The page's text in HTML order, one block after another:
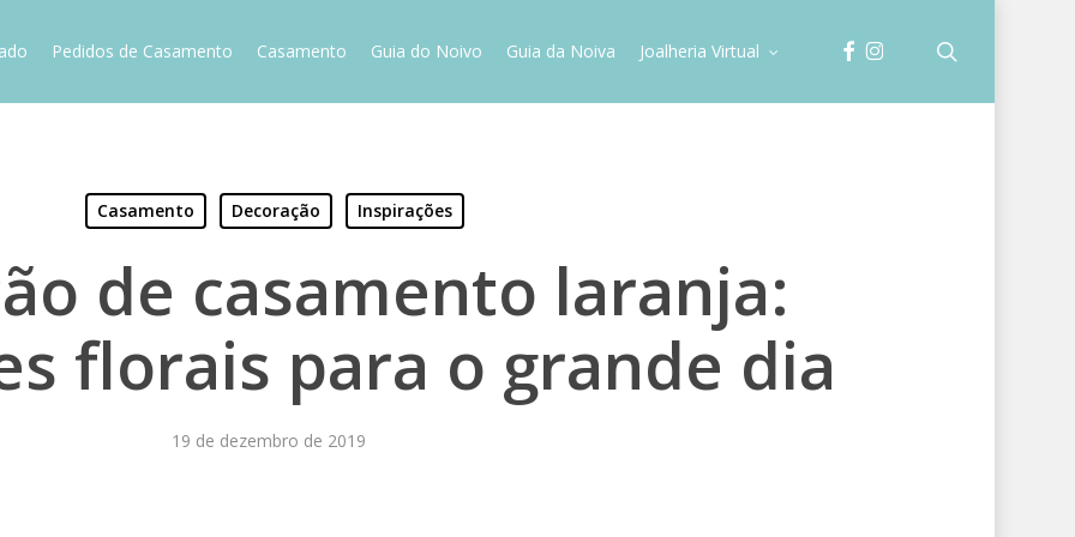
Pedidos de Casamento Casamento Guia do Noivo Guia da Noiva Joalheria Virtual facebookinstagram
Casamento Decoração Inspirações
de casamento laranja:
florais para o grande dia
19 de dezembro de 2019